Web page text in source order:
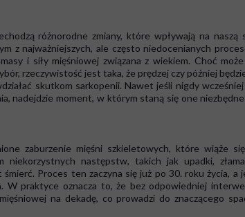
różnorodne zmiany, które wpływają na naszą
z najważniejszych, ale często niedocenianych
i siły mięśniowej związana z wiekiem. Choć
rzeczywistość jest taka, że prędzej czy później
skutkom sarkopenii. Nawet jeśli nigdy
nadejdzie moment, w którym staną się one
zaburzenie mięśni szkieletowych, które wiąże
niekorzystnych następstw, takich jak upadki,
Proces ten zaczyna się już po 30. roku życia, a
W praktyce oznacza to, że bez odpowiedniej
na dekadę, co prowadzi do znaczącego